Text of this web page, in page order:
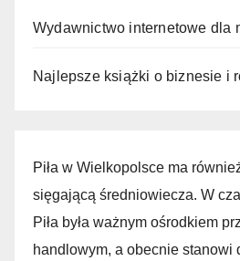
Wydawnictwo internetowe dla
Najlepsze książki o biznesie i
Piła w Wielkopolsce ma
sięgającą średniowiecza. W
Piła była ważnym ośrodkiem
handlowym, a obecnie stanowi